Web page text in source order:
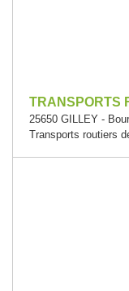
TRANSPORTS
25650 GILLEY -
Transports routiers